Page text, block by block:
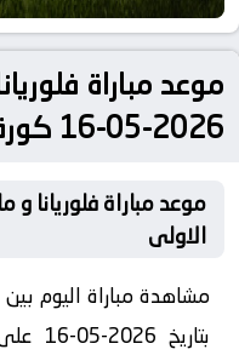
موعد مباراة
2026-05-16 كورة لايف | koora live
موعد مباراة فلوريانا
الاولى
مشاهدة مباراة اليوم